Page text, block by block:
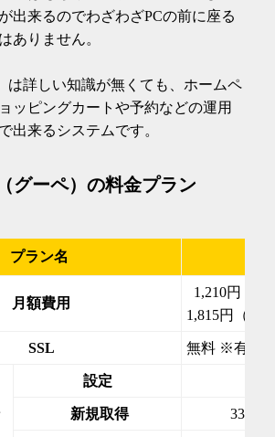
出来るのでわざわざPCの前に座る
ありません。
は詳しい知識が無くても、ホームペ
ッピングカートや予約などの運用
出来るシステムです。
グーペ）の料金プラン
プラン名
月額費用
1,210円（
1,815円（1/
SSL 無料 ※有料
設定
新規取得